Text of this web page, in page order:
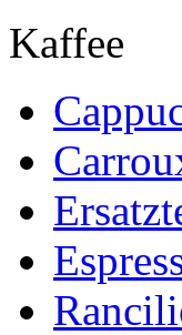
Kaffee